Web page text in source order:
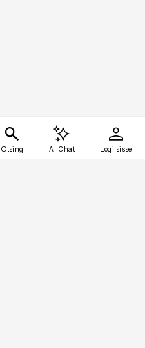
Otsing AI Chat Logi sisse